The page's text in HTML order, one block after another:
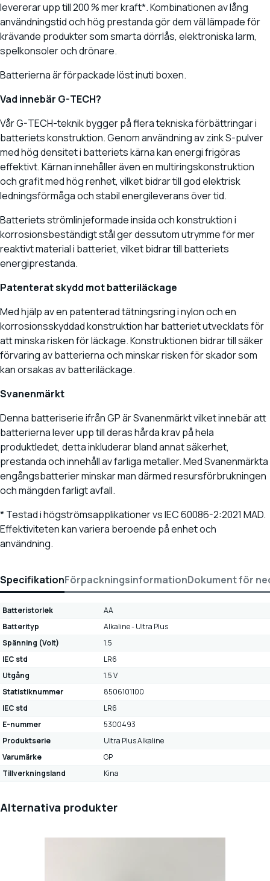
levererar upp till 200 % mer kraft*. Kombinationen av lång
användningstid och hög prestanda gör dem väl lämpade för
krävande produkter som smarta dörrlås, elektroniska larm,
spelkonsoler och drönare.
Batterierna är förpackade löst inuti boxen.
Vad innebär G-TECH?
Vår G-TECH-teknik bygger på flera tekniska förbättringar i
batteriets konstruktion. Genom användning av zink S-pulver
med hög densitet i batteriets kärna kan energi frigöras
effektivt. Kärnan innehåller även en multiringskonstruktion
och grafit med hög renhet, vilket bidrar till god elektrisk
ledningsförmåga och stabil energileverans över tid.
Batteriets strömlinjeformade insida och konstruktion i
korrosionsbeständigt stål ger dessutom utrymme för mer
reaktivt material i batteriet, vilket bidrar till batteriets
energiprestanda.
Patenterat skydd mot batteriläckage
Med hjälp av en patenterad tätningsring i nylon och en
korrosionsskyddad konstruktion har batteriet utvecklats för
att minska risken för läckage. Konstruktionen bidrar till säker
förvaring av batterierna och minskar risken för skador som
kan orsakas av batteriläckage.
Svanenmärkt
Denna batteriserie ifrån GP är Svanenmärkt vilket innebär att
batterierna lever upp till deras hårda krav på hela
produktledet, detta inkluderar bland annat säkerhet,
prestanda och innehåll av farliga metaller. Med Svanenmärkta
engångsbatterier minskar man därmed resursförbrukningen
och mängden farligt avfall.
* Testad i högströmsapplikationer vs IEC 60086-2:2021 MAD.
Effektiviteten kan variera beroende på enhet och
användning.
SpecifikationFörpackningsinformationDokument för
Batteristorlek
AA
Batterityp
Alkaline - Ultra Plus
Spänning (Volt)
1.5
IEC std
LR6
Utgång
1.5 V
Statistiknummer
8506101100
IEC std
LR6
E-nummer
5300493
Produktserie
Ultra Plus Alkaline
Varumärke
GP
Tillverkningsland
Kina
Alternativa produkter